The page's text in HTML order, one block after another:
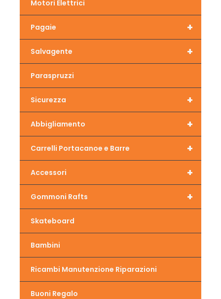
Motori Elettrici
+
Pagaie
+
Salvagente
Paraspruzzi
+
Sicurezza
+
Abbigliamento
+
Carrelli Portacanoe e Barre
+
Accessori
+
Gommoni Rafts
Skateboard
Bambini
Ricambi Manutenzione Riparazioni
Buoni Regalo